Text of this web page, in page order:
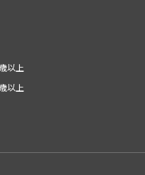
以上
以上